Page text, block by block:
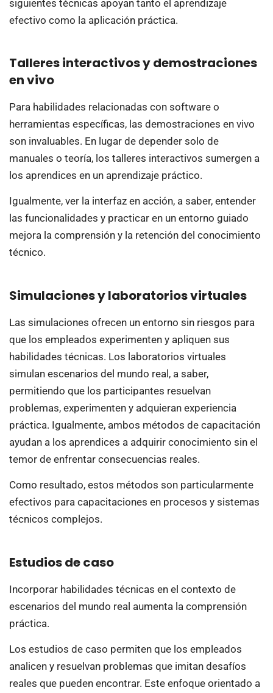
siguientes técnicas apoyan tanto el aprendizaje
efectivo como la aplicación práctica.
Talleres interactivos y demostraciones
en vivo
Para habilidades relacionadas con software o
herramientas específicas, las demostraciones en vivo
son invaluables. En lugar de depender solo de
manuales o teoría, los talleres interactivos sumergen a
los aprendices en un aprendizaje práctico.
Igualmente, ver la interfaz en acción, a saber, entender
las funcionalidades y practicar en un entorno guiado
mejora la comprensión y la retención del conocimiento
técnico.
Simulaciones y laboratorios virtuales
Las simulaciones ofrecen un entorno sin riesgos para
que los empleados experimenten y apliquen sus
habilidades técnicas. Los laboratorios virtuales
simulan escenarios del mundo real, a saber,
permitiendo que los participantes resuelvan
problemas, experimenten y adquieran experiencia
práctica. Igualmente, ambos métodos de capacitación
ayudan a los aprendices a adquirir conocimiento sin el
temor de enfrentar consecuencias reales.
Como resultado, estos métodos son particularmente
efectivos para capacitaciones en procesos y sistemas
técnicos complejos.
Estudios de caso
Incorporar habilidades técnicas en el contexto de
escenarios del mundo real aumenta la comprensión
práctica.
Los estudios de caso permiten que los empleados
analicen y resuelvan problemas que imitan desafíos
reales que pueden encontrar. Este enfoque orientado a